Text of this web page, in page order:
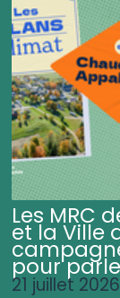
Les MRC
et la Ville
pour
21 juillet 2026